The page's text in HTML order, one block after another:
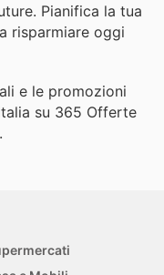
Pianifica la tua
risparmiare oggi
e le promozioni
su 365 Offerte